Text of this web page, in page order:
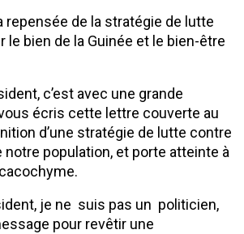
repensée de la stratégie de lutte
le bien de la Guinée et le bien-être
c’est avec une grande
écris cette lettre couverte au
d’une stratégie de lutte contre
notre population, et porte atteinte à
je ne suis pas un politicien,
pour revêtir une